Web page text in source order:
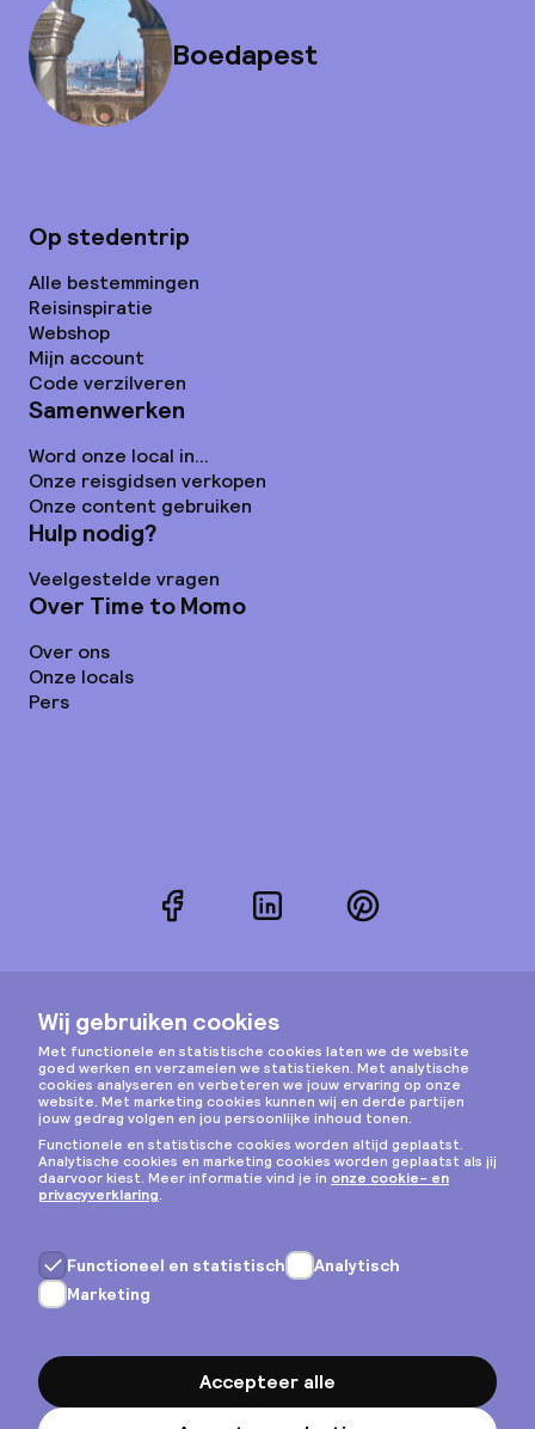
Boedapest
Op stedentrip
Alle bestemmingen
Reisinspiratie
Webshop
Mijn account
Code verzilveren
Samenwerken
Word onze local in...
Onze reisgidsen verkopen
Onze content gebruiken
Hulp nodig?
Veelgestelde vragen
Over Time to Momo
Over ons
Onze locals
Pers
FacebookLinkedInPinterest
Instagram
Privacy & cookies
Algemene voorwaarden